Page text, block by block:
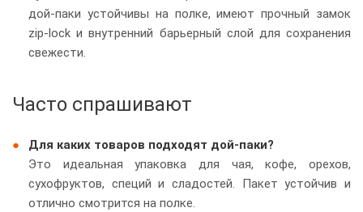
дой-паки устойчивы на полке, имеют прочный замок
zip-lock и внутренний барьерный слой для сохранения
свежести.
Часто спрашивают
Для каких товаров подходят дой-паки?
Это идеальная упаковка для чая, кофе, орехов,
сухофруктов, специй и сладостей. Пакет устойчив и
отлично смотрится на полке.